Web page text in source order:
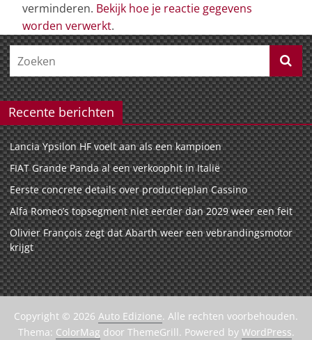
verminderen. Bekijk hoe je reactie gegevens
worden verwerkt.
Recente berichten
Lancia Ypsilon HF voelt aan als een kampioen
FIAT Grande Panda al een verkoophit in Italië
Eerste concrete details over productieplan Cassino
Alfa Romeo’s topsegment niet eerder dan 2029 weer een feit
Olivier François zegt dat Abarth weer een vebrandingsmotor
krijgt
Copyright © 2026 Auto Edizione. Alle rechten voorbehouden.
Thema: ColorMag door ThemeGrill. Powered by WordPress.